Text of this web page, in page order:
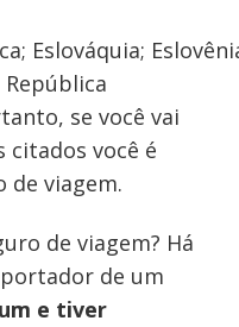
Eslováquia;
se você vai
citados você é
de viagem.
de viagem? Há
de um
e tiver